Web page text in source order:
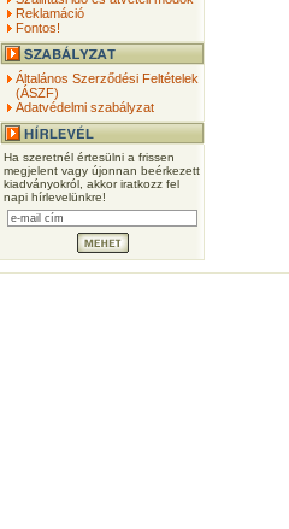
Reklamáció
Fontos!
Általános Szerződési Feltételek
(ÁSZF)
Adatvédelmi szabályzat
Ha szeretnél értesülni a frissen
megjelent vagy újonnan beérkezett
kiadványokról, akkor iratkozz fel
napi hírlevelünkre!